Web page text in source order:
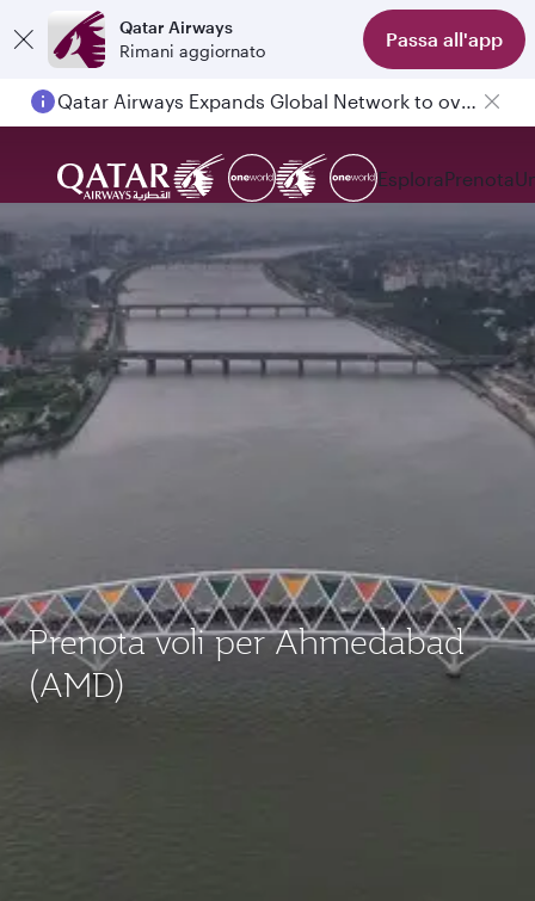
Qatar Airways
Rimani aggiornato
Passa all'app
Qatar Airways Expands Global Network to over 160 Destinations
EsploraPrenota
Prenota voli per Ahmedabad
(AMD)